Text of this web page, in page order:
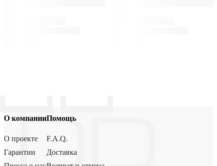
О компании
О проекте
Гарантии
Помощь
F.A.Q.
Доставка